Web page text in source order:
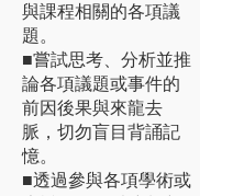
與課程相關的各項議
題。
■嘗試思考、分析並推
論各項議題或事件的
前因後果與來龍去
脈，切勿盲目背誦記
憶。
■透過參與各項學術或